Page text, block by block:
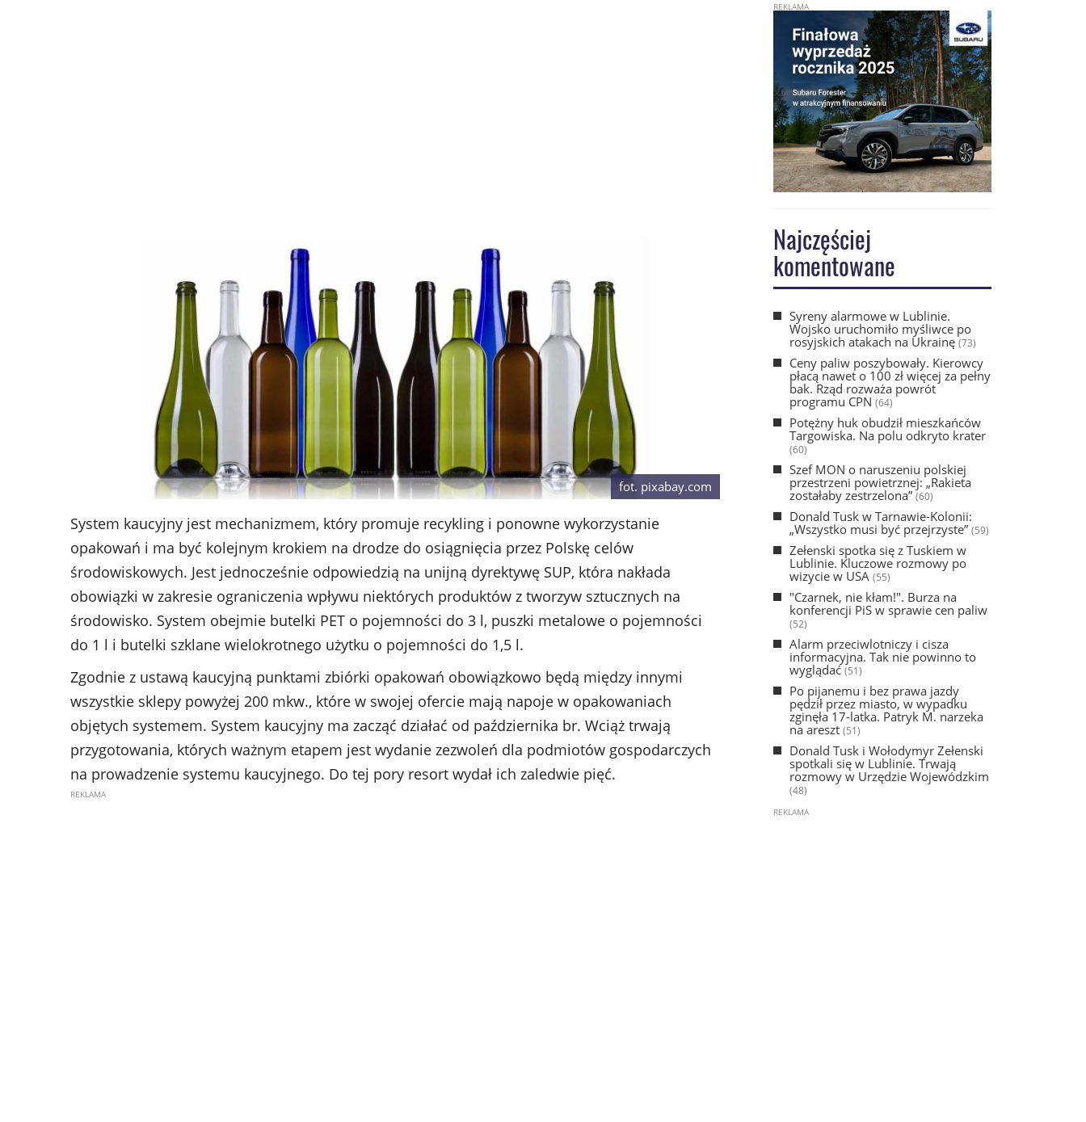
fot. pixabay.com
System kaucyjny jest mechanizmem, który promuje recykling i ponowne wykorzystanie
opakowań i ma być kolejnym krokiem na drodze do osiągnięcia przez Polskę celów
środowiskowych. Jest jednocześnie odpowiedzią na unijną dyrektywę SUP, która nakłada
obowiązki w zakresie ograniczenia wpływu niektórych produktów z tworzyw sztucznych na
środowisko. System obejmie butelki PET o pojemności do 3 l, puszki metalowe o pojemności
do 1 l i butelki szklane wielokrotnego użytku o pojemności do 1,5 l.
Zgodnie z ustawą kaucyjną punktami zbiórki opakowań obowiązkowo będą między innymi
wszystkie sklepy powyżej 200 mkw., które w swojej ofercie mają napoje w opakowaniach
objętych systemem. System kaucyjny ma zacząć działać od października br. Wciąż trwają
przygotowania, których ważnym etapem jest wydanie zezwoleń dla podmiotów gospodarczych
na prowadzenie systemu kaucyjnego. Do tej pory resort wydał ich zaledwie pięć.
Najczęściej
komentowane
Syreny alarmowe w Lublinie.
Wojsko uruchomiło myśliwce po
rosyjskich atakach na Ukrainę(73)
Ceny paliw poszybowały. Kierowcy
płacą nawet o 100 zł więcej za pełny
bak. Rząd rozważa powrót
programu CPN (64)
Potężny huk obudził mieszkańców
Targowiska. Na polu odkryto krater
(60)
Szef MON o naruszeniu polskiej
przestrzeni powietrznej: „Rakieta
zostałaby zestrzelona” (60)
Donald Tusk w Tarnawie-Kolonii:
„Wszystko musi być przejrzyste” (59)
Zełenski spotka się z Tuskiem w
Lublinie. Kluczowe rozmowy po
wizycie w USA (55)
"Czarnek, nie kłam!". Burza na
konferencji PiS w sprawie cen paliw
(52)
Alarm przeciwlotniczy i cisza
informacyjna. Tak nie powinno to
wyglądać(51)
Po pijanemu i bez prawa jazdy
pędził przez miasto, w wypadku
zginęła 17-latka. Patryk M. narzeka
na areszt (51)
Donald Tusk i Wołodymyr Zełenski
spotkali się w Lublinie. Trwają
rozmowy w Urzędzie Wojewódzkim
(48)